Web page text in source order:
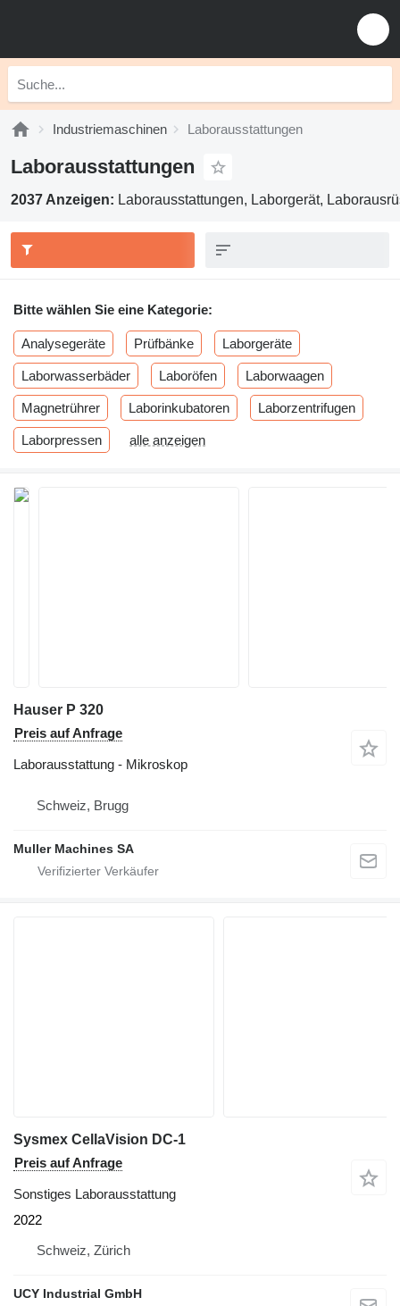
Industriemaschinen Laborausstattungen
Laborausstattungen
2037 Anzeigen: Laborausstattungen, Laborgerät,
Bitte wählen Sie eine Kategorie:
Analysegeräte Prüfbänke Laborgeräte
Laborwasserbäder Laboröfen Laborwaagen
Magnetrührer Laborinkubatoren Laborzentrifugen
Laborpressen alle anzeigen
Hauser P 320
Preis auf Anfrage
Laborausstattung - Mikroskop
Schweiz, Brugg
Muller Machines SA
Sysmex CellaVision DC-1
Preis auf Anfrage
Sonstiges Laborausstattung
2022
Schweiz, Zürich
UCY Industrial GmbH